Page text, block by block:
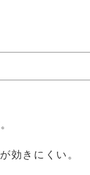
効きにくい。